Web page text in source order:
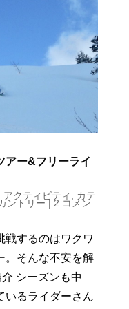
アー&フリーライ
アクティビティ , カテ
ントリー| 2 コメン
戦するのはワクワ
。そんな不安を解
シーズンも中
いるライダーさん